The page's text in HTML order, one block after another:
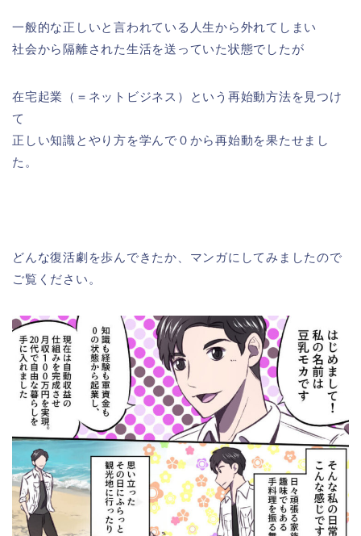
一般的な正しいと言われている人生から外れてしまい
社会から隔離された生活を送っていた状態でしたが
在宅起業（＝ネットビジネス）という再始動方法を見つけ
て
正しい知識とやり方を学んで０から再始動を果たせまし
た。
どんな復活劇を歩んできたか、マンガにしてみましたので
ご覧ください。